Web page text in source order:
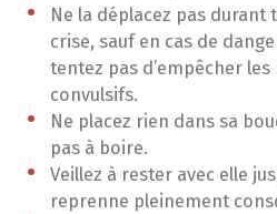
Ne la déplacez pas durant
crise, sauf en cas de
tentez pas d’empêcher
convulsifs.
Ne placez rien dans sa
pas à boire.
Veillez à rester avec elle
reprenne pleinement